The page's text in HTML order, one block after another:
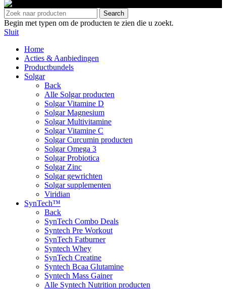
Search
Begin met typen om de producten te zien die u zoekt.
Sluit
Home
Acties & Aanbiedingen
Productbundels
Solgar
Back
Alle Solgar producten
Solgar Vitamine D
Solgar Magnesium
Solgar Multivitamine
Solgar Vitamine C
Solgar Curcumin producten
Solgar Omega 3
Solgar Probiotica
Solgar Zinc
Solgar gewrichten
Solgar supplementen
Viridian
SynTech™
Back
SynTech Combo Deals
Syntech Pre Workout
SynTech Fatburner
Syntech Whey
SynTech Creatine
Syntech Bcaa Glutamine
Syntech Mass Gainer
Alle Syntech Nutrition producten